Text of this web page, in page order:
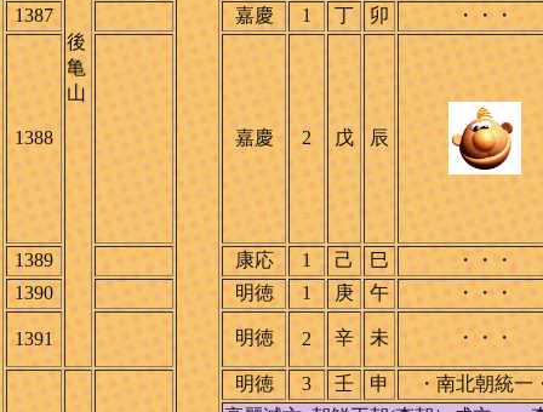
後
亀
山
1387 嘉慶 1 丁 卯 ・・・
1388 嘉慶 2 戊 辰
1389 康応 1 己 巳
・・・
1390
明徳 1 庚 午 ・・・
1391 明徳 2 辛 未 ・・・
明徳 3 壬 申
・南北朝統一